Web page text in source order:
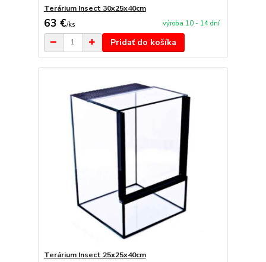
Terárium Insect 30x25x40cm
63 €/ks výroba 10 - 14 dní
Pridať do košíka
Terárium Insect 25x25x40cm